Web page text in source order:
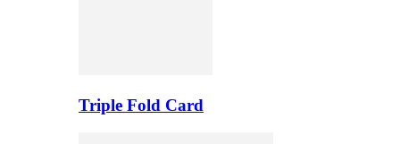
Triple Fold Card